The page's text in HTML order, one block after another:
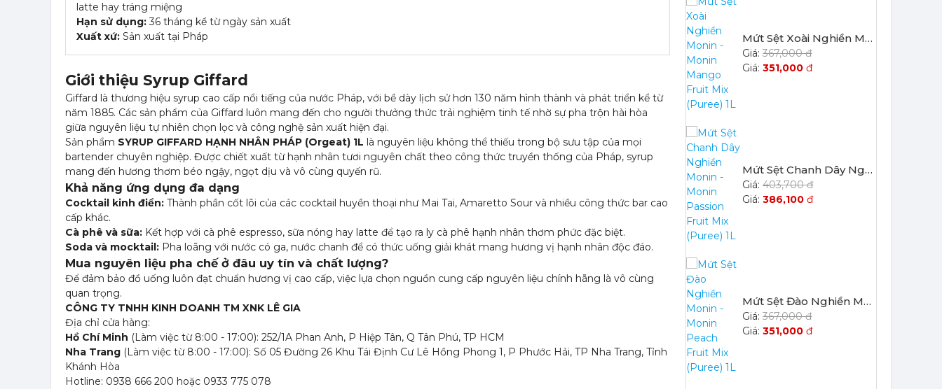
Mứt Sệt Xoài Nghiền Monin - Monin Mango Fruit Mix (Puree) 1L
367,000 đ
351,000 đ
Mứt Sệt Chanh Dây Nghiền Monin - Monin Passion Fruit Mix (Puree) 1L
403,700 đ
386,100 đ
Mứt Sệt Đào Nghiền Monin - Monin Peach Fruit Mix (Puree) 1L
367,000 đ
351,000 đ
latte hay tráng miệng
Hạn sử dụng:36 tháng kể từ ngày sản xuất
Xuất xứ: Sản xuất tại Pháp
Giới thiệu Syrup Giffard
Giffard là thương hiệu syrup cao cấp nổi tiếng của nước Pháp, với bề dày lịch sử hơn 130 năm hình thành và phát triển kể từ
năm 1885. Các sản phẩm của Giffard luôn mang đến cho người thưởng thức trải nghiệm tinh tế nhờ sự pha trộn hài hòa
giữa nguyên liệu tự nhiên chọn lọc và công nghệ sản xuất hiện đại.
Sản phẩm SYRUP GIFFARD HẠNH NHÂN PHÁP (Orgeat) 1L là nguyên liệu không thể thiếu trong bộ sưu tập của mọi
bartender chuyên nghiệp. Được chiết xuất từ hạnh nhân tươi nguyên chất theo công thức truyền thống của Pháp, syrup
mang đến hương thơm béo ngậy, ngọt dịu và vô cùng quyến rũ.
Khả năng ứng dụng đa dạng
Cocktail kinh điển: Thành phần cốt lõi của các cocktail huyền thoại như Mai Tai, Amaretto Sour và nhiều công thức bar cao
cấp khác.
Cà phê và sữa: Kết hợp với cà phê espresso, sữa nóng hay latte để tạo ra ly cà phê hạnh nhân thơm phức đặc biệt.
Soda và mocktail: Pha loãng với nước có ga, nước chanh để có thức uống giải khát mang hương vị hạnh nhân độc đáo.
Mua nguyên liệu pha chế ở đâu uy tín và chất lượng?
Để đảm bảo đồ uống luôn đạt chuẩn hương vị cao cấp, việc lựa chọn nguồn cung cấp nguyên liệu chính hãng là vô cùng
quan trọng.
CÔNG TY TNHH KINH DOANH TM XNK LÊ GIA
Địa chỉ cửa hàng:
Hồ Chí Minh (Làm việc từ 8:00 - 17:00): 252/1A Phan Anh, P Hiệp Tân, Q Tân Phú, TP HCM
Nha Trang (Làm việc từ 8:00 - 17:00): Số 05 Đường 26 Khu Tái Định Cư Lê Hồng Phong 1, P Phước Hải, TP Nha Trang, Tỉnh
Khánh Hòa
Hotline: 0938 666 200 hoặc 0933 775 078